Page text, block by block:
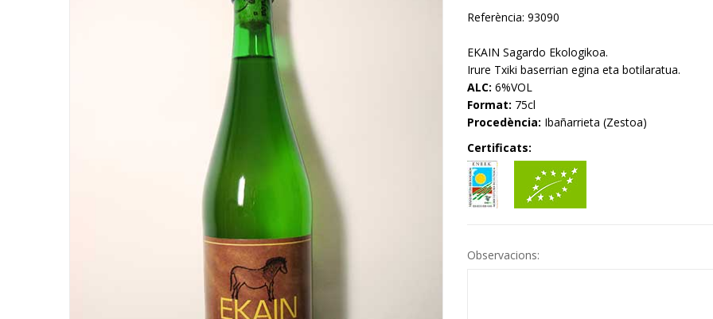
Referència: 93090
EKAIN Sagardo Ekologikoa.
Irure Txiki baserrian egina eta botilaratua.
ALC: 6%VOL
Format: 75cl
Procedència: Ibañarrieta (Zestoa)
Certificats:
Observacions: